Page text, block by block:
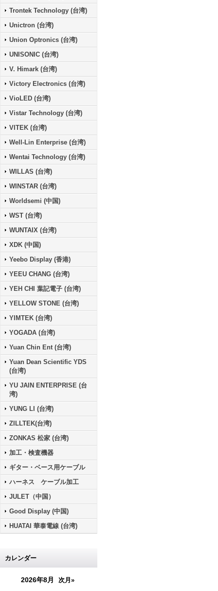
Trontek Technology (台湾)
Unictron (台湾)
Union Optronics (台湾)
UNISONIC (台湾)
V. Himark (台湾)
Victory Electronics (台湾)
VioLED (台湾)
Vistar Technology (台湾)
VITEK (台湾)
Well-Lin Enterprise (台湾)
Wentai Technology (台湾)
WILLAS (台湾)
WINSTAR (台湾)
Worldsemi (中国)
WST (台湾)
WUNTAIX (台湾)
XDK (中国)
Yeebo Display (香港)
YEEU CHANG (台湾)
YEH CHI 葉記電子 (台湾)
YELLOW STONE (台湾)
YIMTEK (台湾)
YOGADA (台湾)
Yuan Chin Ent (台湾)
Yuan Dean Scientific YDS
(台湾)
YU JAIN ENTERPRISE (台
湾)
YUNG LI (台湾)
ZILLTEK(台湾)
ZONKAS 松家 (台湾)
加工・検査機器
ギター・ベース用ケーブル
ハーネス ケーブル加工
JULET（中国）
Good Display (中国)
HUATAI 華泰電線 (台湾)
カレンダー
2026年8月 次月»